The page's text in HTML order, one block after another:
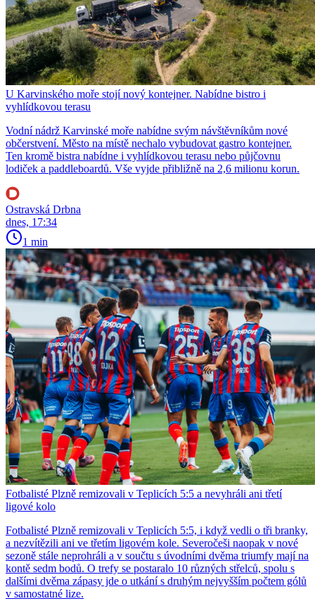
U Karvinského moře stojí nový kontejner. Nabídne bistro i
vyhlídkovou terasu
Vodní nádrž Karvinské moře nabídne svým návštěvníkům nové
občerstvení. Město na místě nechalo vybudovat gastro kontejner.
Ten kromě bistra nabídne i vyhlídkovou terasu nebo půjčovnu
lodiček a paddleboardů. Vše vyjde přibližně na 2,6 milionu korun.
Ostravská Drbna
dnes, 17:34
1 min
Fotbalisté Plzně remizovali v Teplicích 5:5 a nevyhráli ani třetí
ligové kolo
Fotbalisté Plzně remizovali v Teplicích 5:5, i když vedli o tři branky,
a nezvítězili ani ve třetím ligovém kole. Severočeši naopak v nové
sezoně stále neprohráli a v součtu s úvodními dvěma triumfy mají na
kontě sedm bodů. O trefy se postaralo 10 různých střelců, spolu s
dalšími dvěma zápasy jde o utkání s druhým nejvyšším počtem gólů
v samostatné lize.